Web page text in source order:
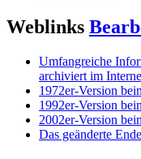
Weblinks
Umfangreiche
archiviert im
1972er-Version
1992er-Version
2002er-Version
Das geänderte